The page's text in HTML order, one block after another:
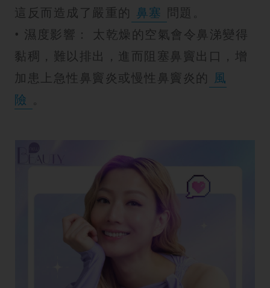
這反而造成了嚴重的 鼻塞 問題。
• 濕度影響： 太乾燥的空氣會令鼻涕變得
黏稠，難以排出，進而阻塞鼻竇出口，增
加患上急性鼻竇炎或慢性鼻竇炎的 風
險 。